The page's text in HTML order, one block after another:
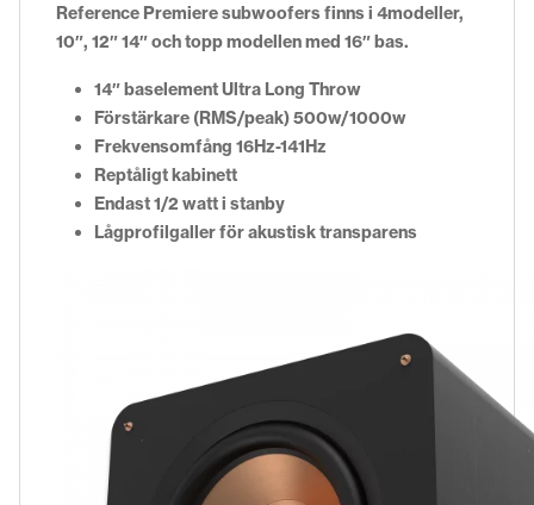
Reference Premiere subwoofers finns i 4modeller,
10″, 12″ 14″ och topp modellen med 16″ bas.
14″ baselement Ultra Long Throw
Förstärkare (RMS/peak) 500w/1000w
Frekvensomfång 16Hz-141Hz
Reptåligt kabinett
Endast 1/2 watt i stanby
Lågprofilgaller för akustisk transparens